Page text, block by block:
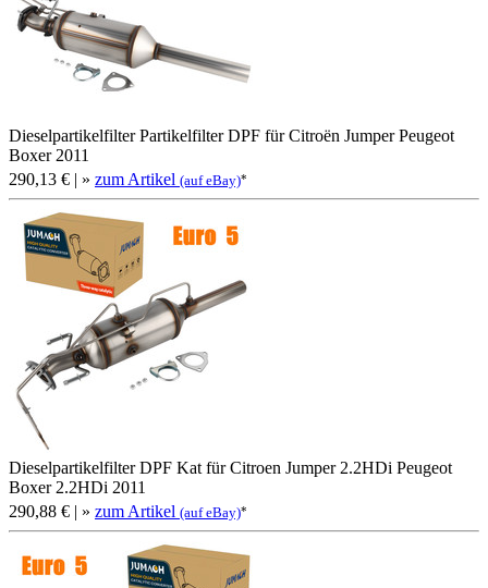
Dieselpartikelfilter Partikelfilter DPF für Citroën Jumper Peugeot
Boxer 2011
290,13 € | » zum Artikel (auf eBay)*
Dieselpartikelfilter DPF Kat für Citroen Jumper 2.2HDi Peugeot
Boxer 2.2HDi 2011
290,88 € | » zum Artikel (auf eBay)*